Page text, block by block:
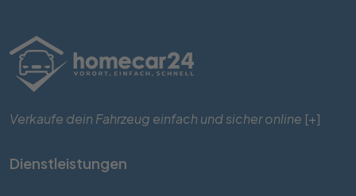
Verkaufe dein Fahrzeug einfach und sicher online [+]
Dienstleistungen